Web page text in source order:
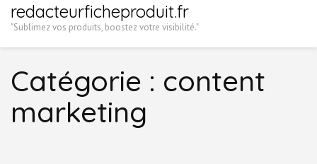
redacteurficheproduit.fr
"Sublimez vos produits, boostez votre visibilité."
Catégorie : content
marketing